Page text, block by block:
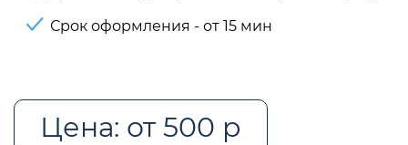
Срок оформления - от 15 мин
Цена: от 500 р